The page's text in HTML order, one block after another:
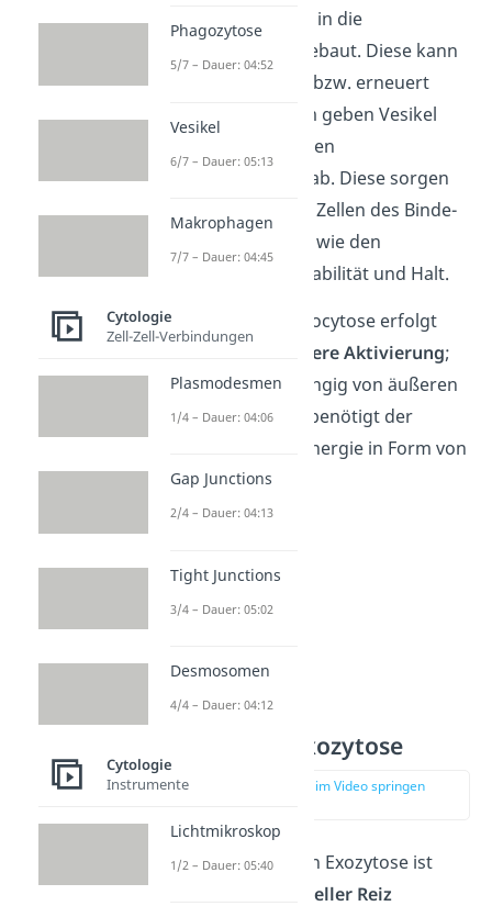
Membranproteine
in die
eingebaut. Diese kann
dadurch erweitert bzw. erneuert
werden. Außerdem geben Vesikel
auch Proteine an den
Extrazellulärraum ab. Diese sorgen
besonders bei den Zellen des Binde-
und Stützgewebes wie den
Fibroblasten für Stabilität und Halt.
Die konstitutive Exocytose erfolgt
spontan ohne äußere Aktivierung;
sie ist also unabhängig von äußeren
Reizen. Allerdings benötigt der
Vesikeltransport Energie in Form von
GTP.
Stimulierte Exozytose
zur Stelle im Video springen
Bei der stimulierten Exozytose ist
spezieller Reiz
Phagozytose
5/7 – Dauer: 04:52
Vesikel
6/7 – Dauer: 05:13
Makrophagen
7/7 – Dauer: 04:45
Cytologie
Zell-Zell-Verbindungen
Plasmodesmen
1/4 – Dauer: 04:06
Gap Junctions
2/4 – Dauer: 04:13
Tight Junctions
3/4 – Dauer: 05:02
Desmosomen
4/4 – Dauer: 04:12
Cytologie
Instrumente
Lichtmikroskop
1/2 – Dauer: 05:40